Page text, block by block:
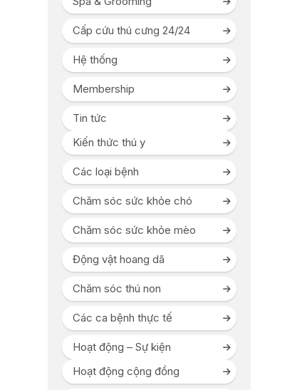
Cấp cứu thú cưng 24/24
Hệ thống
Membership
Tin tức
Kiến thức thú y
Các loại bệnh
Chăm sóc sức khỏe chó
Chăm sóc sức khỏe mèo
Động vật hoang dã
Chăm sóc thú non
Các ca bệnh thực tế
Hoạt động – Sự kiện
Hoạt động cộng đồng